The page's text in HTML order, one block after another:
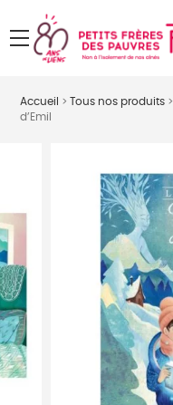
menu
Accueil > Tous nos produits>
d’Emil